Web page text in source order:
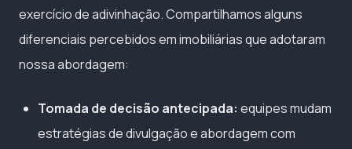
exercício de adivinhação. Compartilhamos alguns
diferenciais percebidos em imobiliárias que adotaram
nossa abordagem:
Tomada de decisão antecipada: equipes mudam
estratégias de divulgação e abordagem com